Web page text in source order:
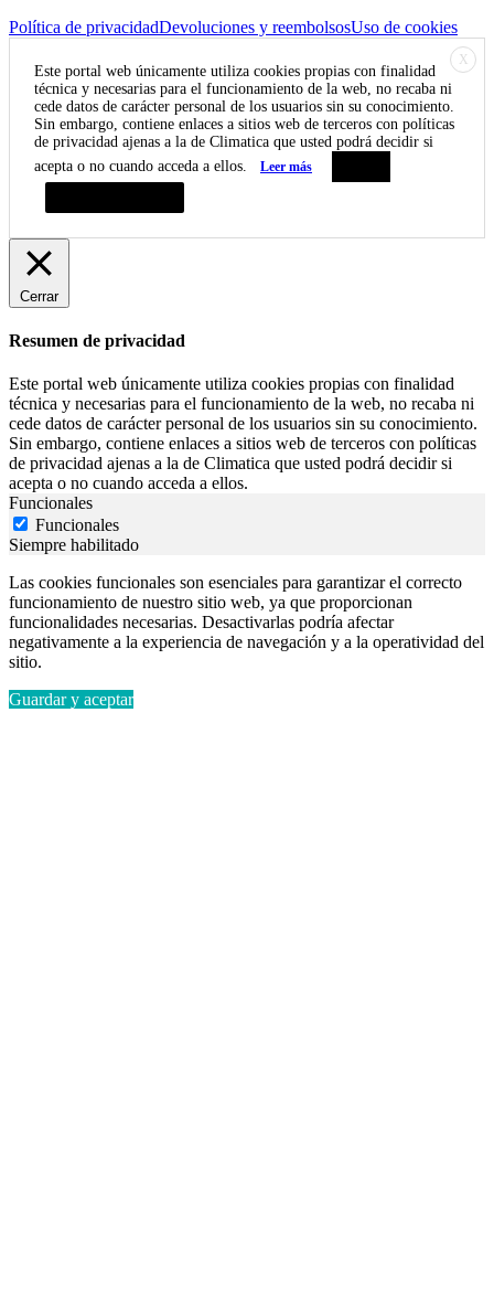
Política de privacidadDevoluciones y reembolsosUso de cookies
X
Este portal web únicamente utiliza cookies propias con finalidad
técnica y necesarias para el funcionamiento de la web, no recaba ni
cede datos de carácter personal de los usuarios sin su conocimiento.
Sin embargo, contiene enlaces a sitios web de terceros con políticas
de privacidad ajenas a la de Climatica que usted podrá decidir si
acepta o no cuando acceda a ellos.
Leer más
Cerrar
Resumen de privacidad
Este portal web únicamente utiliza cookies propias con finalidad
técnica y necesarias para el funcionamiento de la web, no recaba ni
cede datos de carácter personal de los usuarios sin su conocimiento.
Sin embargo, contiene enlaces a sitios web de terceros con políticas
de privacidad ajenas a la de Climatica que usted podrá decidir si
acepta o no cuando acceda a ellos.
Funcionales
Funcionales
Siempre habilitado
Las cookies funcionales son esenciales para garantizar el correcto
funcionamiento de nuestro sitio web, ya que proporcionan
funcionalidades necesarias. Desactivarlas podría afectar
negativamente a la experiencia de navegación y a la operatividad del
sitio.
Guardar y aceptar